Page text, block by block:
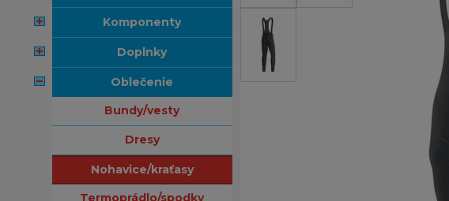
komponenty
doplnky
oblečenie
bundy/vesty
dresy
nohavice/kraťasy
termoprádlo/spodky